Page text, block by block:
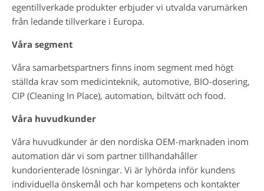
egentillverkade produkter erbjuder vi utvalda varumärken
från ledande tillverkare i Europa.
Våra segment
Våra samarbetspartners finns inom segment med högt
ställda krav som medicinteknik, automotive, BIO-dosering,
CIP (Cleaning In Place), automation, biltvätt och food.
Våra huvudkunder
Våra huvudkunder är den nordiska OEM-marknaden inom
automation där vi som partner tillhandahåller
kundorienterade lösningar. Vi är lyhörda inför kundens
individuella önskemål och har kompetens och kontakter